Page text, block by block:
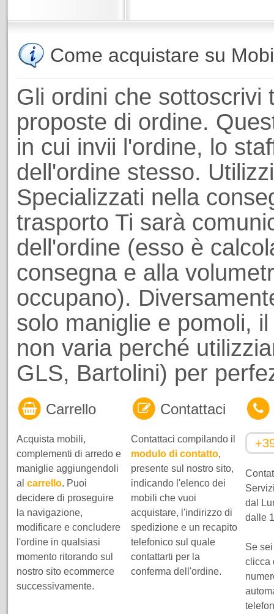
Come acquistare su
Gli ordini che sottoscrivi
proposte di ordine.
in cui invii l'ordine, lo
dell'ordine stesso.
Specializzati nella
trasporto Ti sarà
dell'ordine (esso è
consegna e alla
occupano).
solo maniglie e pomoli,
non varia perché
GLS, Bartolini) per
Carrello
Acquista mobili,
complementi di arredo e
maniglie aggiungendoli
al carrello. Puoi
decidere di proseguire
la navigazione,
modificare e concludere
l'ordine in qualsiasi
momento ritorando sul
nostro sito ecommerce
successivamente.
Contattaci
Contattaci compilando il
modulo di contatto,
presente sul nostro sito,
indicando l'elenco dei
mobili che vuoi
acquistare, l'indirizzo di
spedizione e un recapito
telefonico sul quale
contattarti per la
conferma dell'ordine.
dal
dalle
Se
clicca